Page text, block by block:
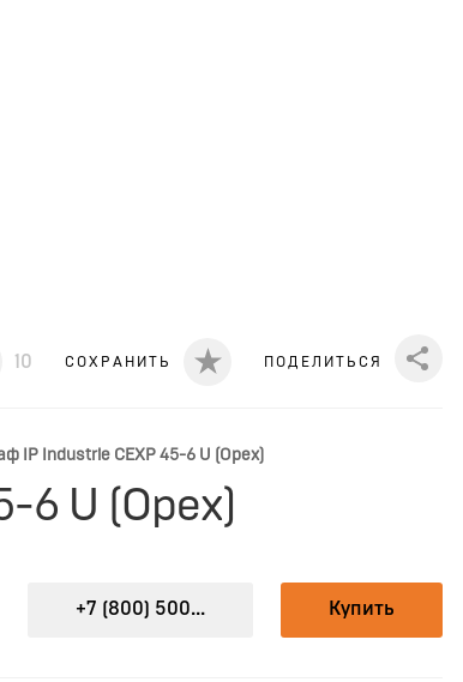
Share
ПОДЕЛИТЬСЯ
СОХРАНИТЬ
10
IP Industrie CEXP 45-6 U (Орех)
6 U (Орех)
Купить
+7 (800) 500...